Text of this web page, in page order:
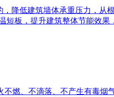
降低建筑墙体承重压力，从
板，提升建筑整体节能效果
燃、不滴落、不产生有毒烟